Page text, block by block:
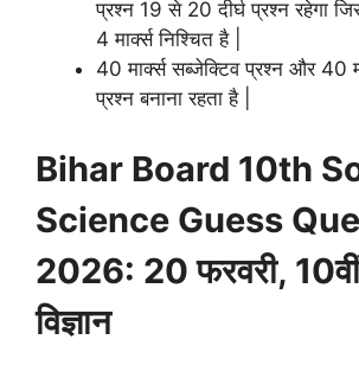
प्रश्न 19 से 20 दीर्घ प्रश्न रहेगा
4 मार्क्स निश्चित है |
40 मार्क्स सब्जेक्टिव प्रश्न और 40
प्रश्न बनाना रहता है |
Bihar Board 10th
Science Guess
2026: 20 फरवरी,
विज्ञान